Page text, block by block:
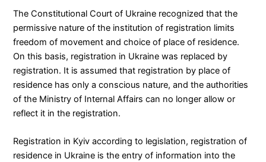
The Constitutional Court of Ukraine recognized that the
permissive nature of the institution of registration limits
freedom of movement and choice of place of residence.
On this basis, registration in Ukraine was replaced by
registration. It is assumed that registration by place of
residence has only a conscious nature, and the authorities
of the Ministry of Internal Affairs can no longer allow or
reflect it in the registration.
Registration in Kyiv according to legislation, registration of
residence in Ukraine is the entry of information into the